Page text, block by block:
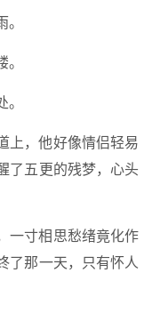
上，他好像情侣轻易
了五更的残梦，心头
一寸相思愁绪竟化作
了那一天，只有怀人